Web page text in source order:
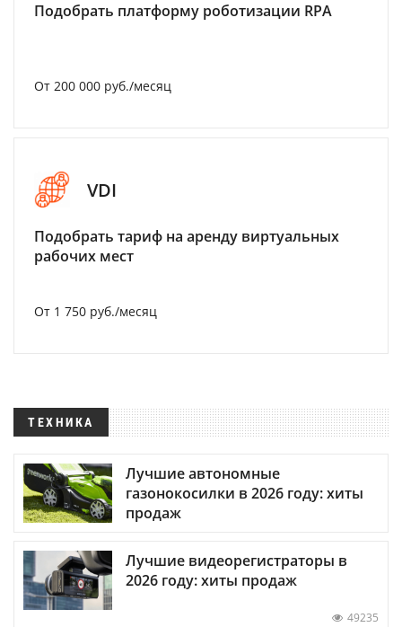
Подобрать платформу роботизации RPA
От 200 000 руб./месяц
VDI
Подобрать тариф на аренду виртуальных
рабочих мест
От 1 750 руб./месяц
ТЕХНИКА
Лучшие автономные
газонокосилки в 2026 году: хиты
продаж
Лучшие видеорегистраторы в
2026 году: хиты продаж
49235